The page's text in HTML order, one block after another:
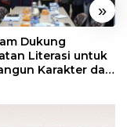
»
Dukung
Literasi untuk
Karakter dan